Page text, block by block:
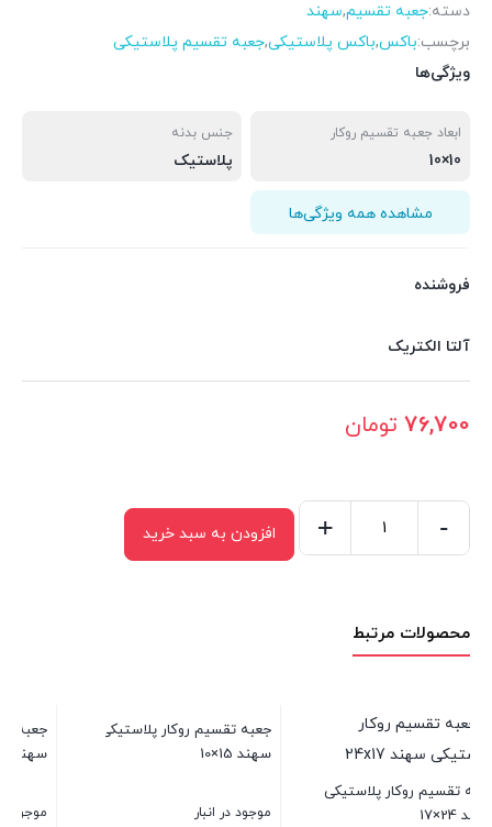
دسته:جعبه تقسیم,سهند
برچسب:باکس,باکس پلاستیکی,جعبه تقسیم پلاستیکی
ویژگی‌ها
ابعاد جعبه تقسیم روکار
10×10
جنس بدنه
پلاستیک
مشاهده همه ویژگی‌ها
فروشنده
آلتا الکتریک
76,700 تومان
پلاستیکی
عدد
-
+ افزودن به سبد خرید
محصولات مرتبط
جعبه تقسیم روکار پلاستیکی
سهند 15×10
جعبه تقسیم روکار پلاستیکی
موجود در انبار